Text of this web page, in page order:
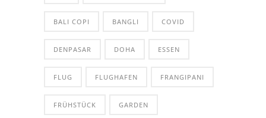
BALI COPI BANGLI COVID
DENPASAR DOHA ESSEN
FLUG FLUGHAFEN FRANGIPANI
FRÜHSTÜCK GARDEN